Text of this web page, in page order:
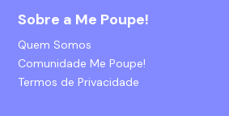
Sobre a Me Poupe!
Quem Somos
Comunidade Me Poupe!
Termos de Privacidade